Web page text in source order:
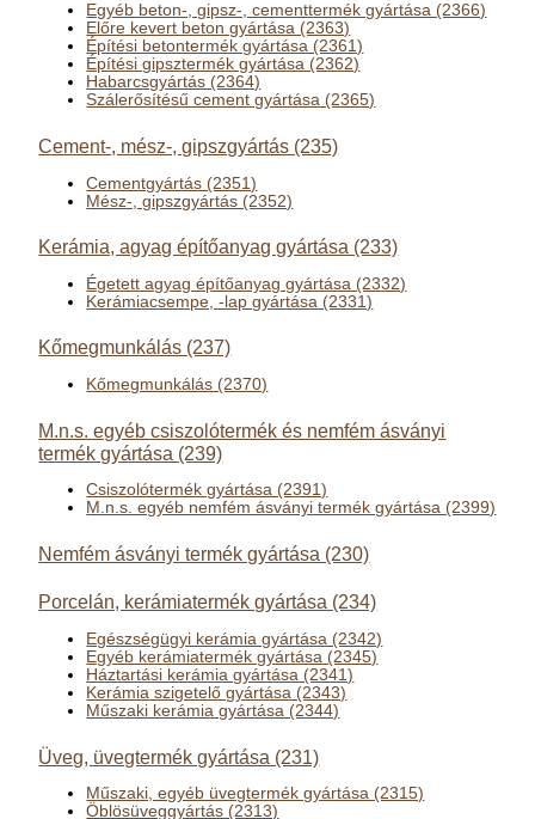
Egyéb beton-, gipsz-, cementtermék gyártása (2366)
Előre kevert beton gyártása (2363)
Építési betontermék gyártása (2361)
Építési gipsztermék gyártása (2362)
Habarcsgyártás (2364)
Szálerősítésű cement gyártása (2365)
Cement-, mész-, gipszgyártás (235)
Cementgyártás (2351)
Mész-, gipszgyártás (2352)
Kerámia, agyag építőanyag gyártása (233)
Égetett agyag építőanyag gyártása (2332)
Kerámiacsempe, -lap gyártása (2331)
Kőmegmunkálás (237)
Kőmegmunkálás (2370)
M.n.s. egyéb csiszolótermék és nemfém ásványi
termék gyártása (239)
Csiszolótermék gyártása (2391)
M.n.s. egyéb nemfém ásványi termék gyártása (2399)
Nemfém ásványi termék gyártása (230)
Porcelán, kerámiatermék gyártása (234)
Egészségügyi kerámia gyártása (2342)
Egyéb kerámiatermék gyártása (2345)
Háztartási kerámia gyártása (2341)
Kerámia szigetelő gyártása (2343)
Műszaki kerámia gyártása (2344)
Üveg, üvegtermék gyártása (231)
Műszaki, egyéb üvegtermék gyártása (2315)
Öblösüveggyártás (2313)